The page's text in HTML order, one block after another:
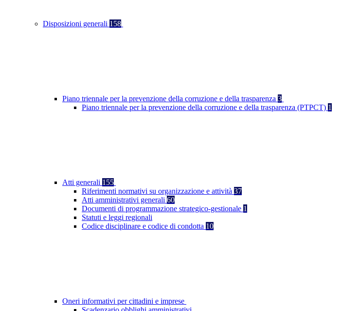
Disposizioni generali 158
Piano triennale per la prevenzione della corruzione e della trasparenza 3
Piano triennale per la prevenzione della corruzione e della trasparenza (PTPCT) 1
Atti generali 155
Riferimenti normativi su organizzazione e attività 37
Atti amministrativi generali 60
Documenti di programmazione strategico-gestionale 1
Statuti e leggi regionali
Codice disciplinare e codice di condotta 10
Oneri informativi per cittadini e imprese